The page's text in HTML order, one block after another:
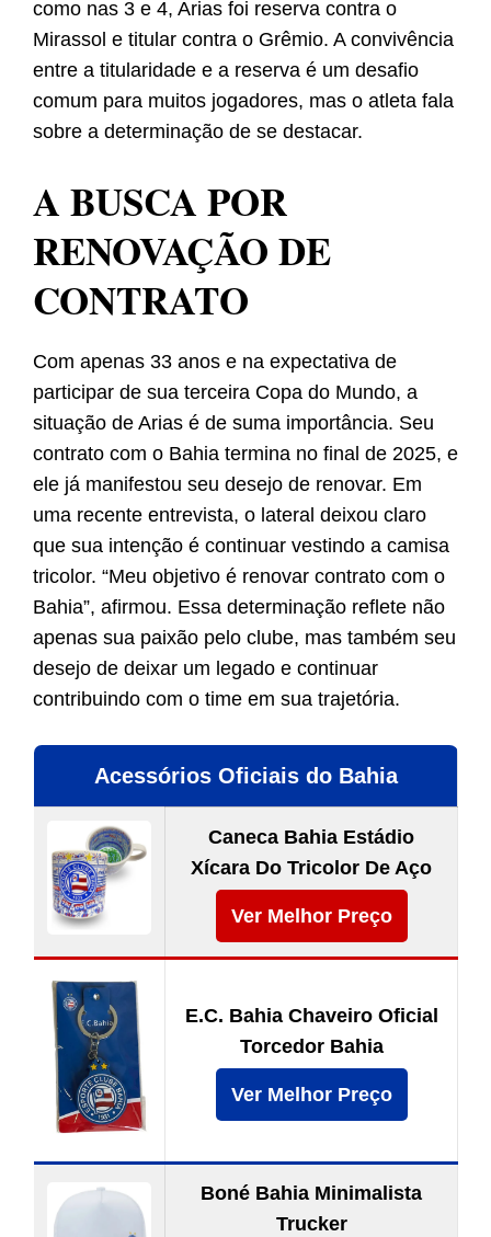
como nas 3 e 4, Arias foi reserva contra o
Mirassol e titular contra o Grêmio. A convivência
entre a titularidade e a reserva é um desafio
comum para muitos jogadores, mas o atleta fala
sobre a determinação de se destacar.
A BUSCA POR
RENOVAÇÃO DE
CONTRATO
Com apenas 33 anos e na expectativa de
participar de sua terceira Copa do Mundo, a
situação de Arias é de suma importância. Seu
contrato com o Bahia termina no final de 2025, e
ele já manifestou seu desejo de renovar. Em
uma recente entrevista, o lateral deixou claro
que sua intenção é continuar vestindo a camisa
tricolor. “Meu objetivo é renovar contrato com o
Bahia”, afirmou. Essa determinação reflete não
apenas sua paixão pelo clube, mas também seu
desejo de deixar um legado e continuar
contribuindo com o time em sua trajetória.
Acessórios Oficiais do Bahia
Caneca Bahia Estádio
Xícara Do Tricolor De Aço
Ver Melhor Preço
E.C. Bahia Chaveiro Oficial
Torcedor Bahia
Ver Melhor Preço
Boné Bahia Minimalista
Trucker